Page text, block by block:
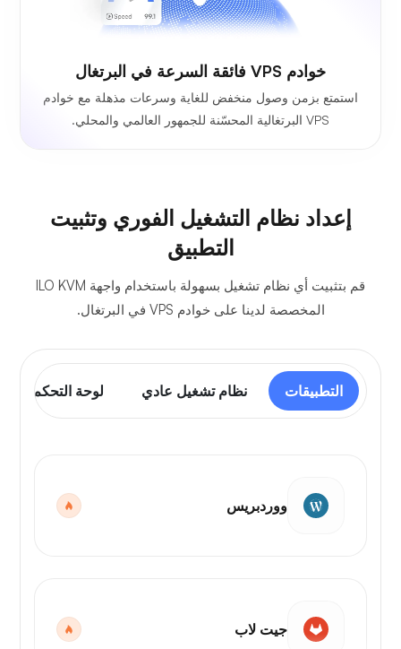
خوادم VPS فائقة السرعة في البرتغال
استمتع بزمن وصول منخفض للغاية وسرعات مذهلة مع خوادم
VPS البرتغالية المحسّنة للجمهور العالمي والمحلي.
إعداد نظام التشغيل الفوري وتثبيت
التطبيق
قم بتثبيت أي نظام تشغيل بسهولة باستخدام واجهة ILO KVM
المخصصة لدينا على خوادم VPS في البرتغال.
التطبيقات نظام تشغيل عادي لوحة التحكم
ووردبريس
جيت لاب